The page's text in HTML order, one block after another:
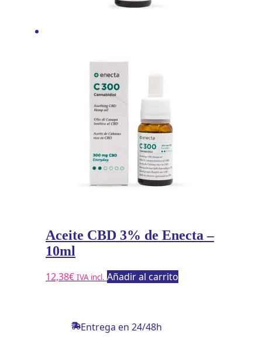
Aceite CBD 3% de Enecta –
10ml
12,38€ IVA incl. Añadir al carrito
Entrega en 24/48h